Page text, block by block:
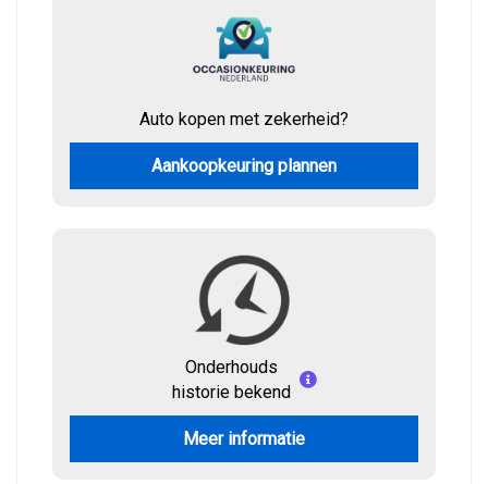
Auto kopen met zekerheid?
Aankoopkeuring plannen
Onderhouds
historie bekend
Meer informatie